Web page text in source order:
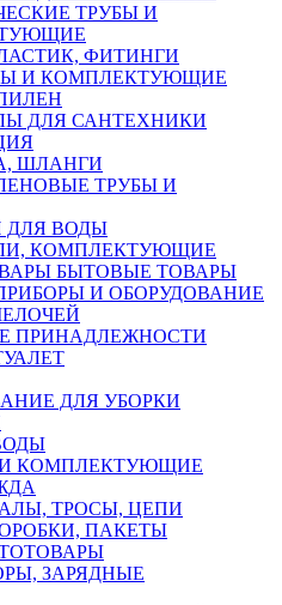
ТРУБЫ И
ФИТИНГИ
И КОМПЛЕКТУЮЩИЕ
ДЛЯ САНТЕХНИКИ
ШЛАНГИ
ТРУБЫ И
ДЛЯ ВОДЫ
КОМПЛЕКТУЮЩИЕ
БЫТОВЫЕ ТОВАРЫ
И ОБОРУДОВАНИЕ
ПРИНАДЛЕЖНОСТИ
ДЛЯ УБОРКИ
КОМПЛЕКТУЮЩИЕ
ТРОСЫ, ЦЕПИ
ПАКЕТЫ